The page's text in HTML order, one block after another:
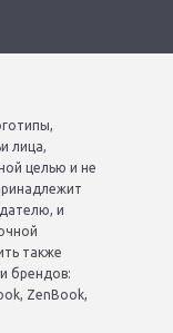
лица,
целью и не
и
также
брендов:
ZenBook,